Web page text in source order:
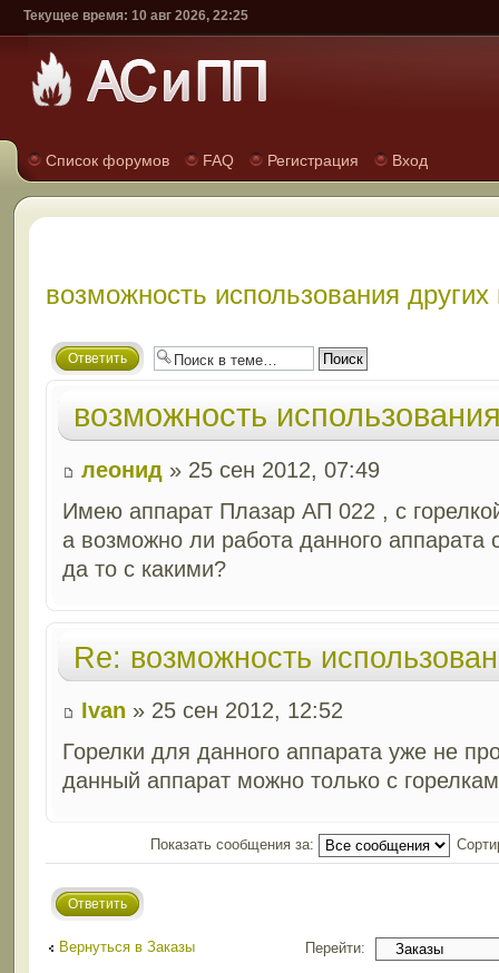
Текущее время: 10 авг 2026, 22:25
Список форумов FAQ Регистрация Вход
возможность использования других
Ответить
возможность
леонид» 25 сен 2012, 07:49
Имею аппарат Плазар АП 022 , с
а возможно ли работа данного аппарата
да то с какими?
Re: возможность
Ivan » 25 сен 2012, 12:52
Горелки для данного аппарата уже не
данный аппарат можно только с
Показать сообщения за:
Ответить
Вернуться в Заказы Перейти: